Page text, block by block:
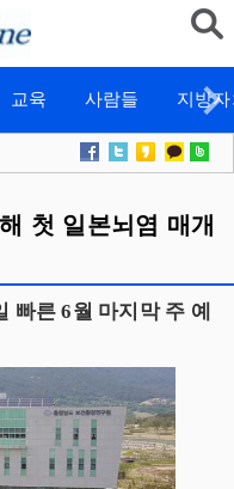
교육 사람들 지방
첫 일본뇌염 매개
빠른 6월 마지막 주 예